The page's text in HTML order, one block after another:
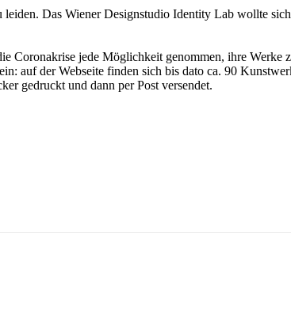
Das Wiener Designstudio Identity Lab wollte
Coronakrise jede Möglichkeit genommen, ihre
auf der Webseite finden sich bis dato ca. 90
gedruckt und dann per Post versendet.